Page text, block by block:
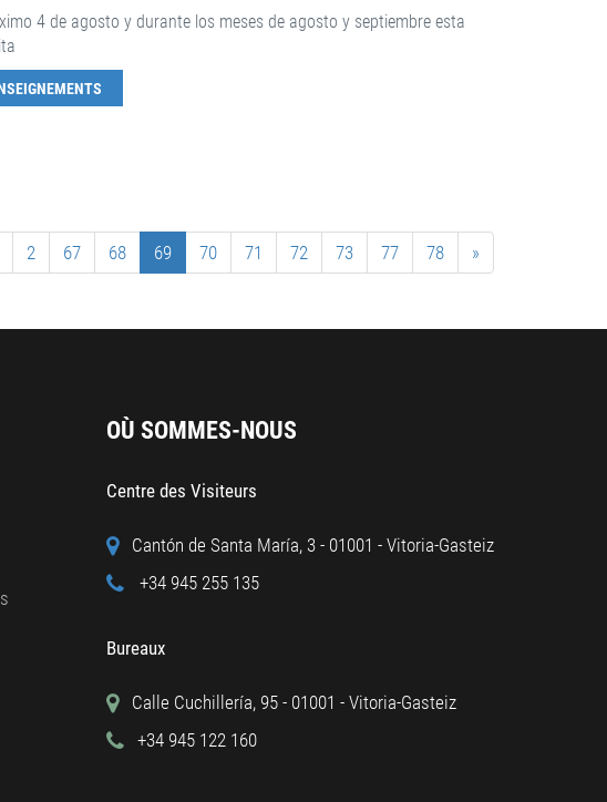
4 de agosto y durante los meses de agosto y septiembre esta
2 67 68 69 70 71 72 73 77 78 »
OÙ SOMMES-NOUS
Centre des Visiteurs
Cantón de Santa María, 3 - 01001 - Vitoria-Gasteiz
+34 945 255 135
Bureaux
Calle Cuchillería, 95 - 01001 - Vitoria-Gasteiz
+34 945 122 160